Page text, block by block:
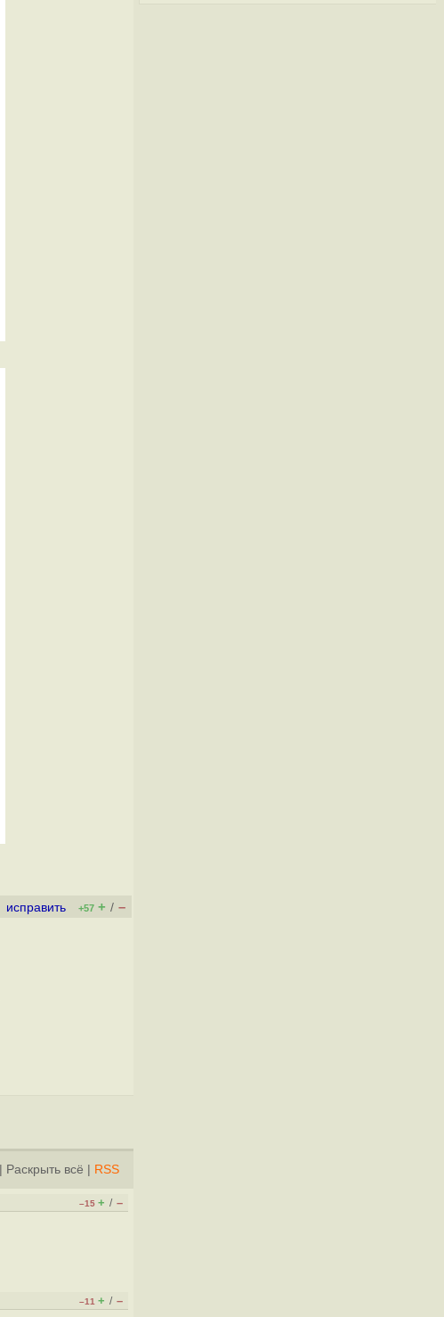
исправить +57 + / –
Раскрыть всё RSS
–15 + / –
–11 + / –